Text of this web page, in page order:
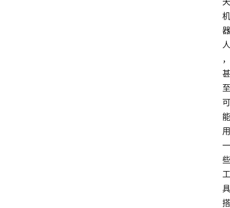
机
器
人
，
甚
至
可
能
用
一
些
工
具
搭